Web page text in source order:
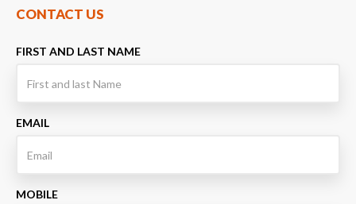
CONTACT US
FIRST AND LAST NAME
EMAIL
MOBILE